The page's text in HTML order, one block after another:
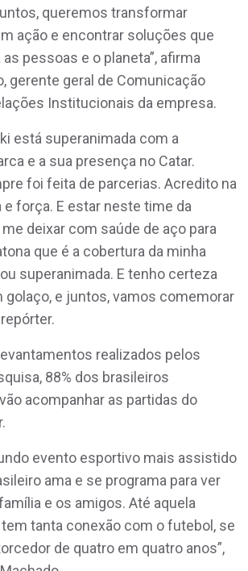
queremos transformar
ação e encontrar soluções que
pessoas e o planeta”, afirma
gerente geral de Comunicação
Institucionais da empresa.
está superanimada com a
e a sua presença no Catar.
foi feita de parcerias. Acredito na
e força. E estar neste time da
deixar com saúde de aço para
que é a cobertura da minha
superanimada. E tenho certeza
golaço, e juntos, vamos comemorar
realizados pelos
88% dos brasileiros
acompanhar as partidas do
evento esportivo mais assistido
ama e se programa para ver
e os amigos. Até aquela
tanta conexão com o futebol, se
de quatro em quatro anos”,